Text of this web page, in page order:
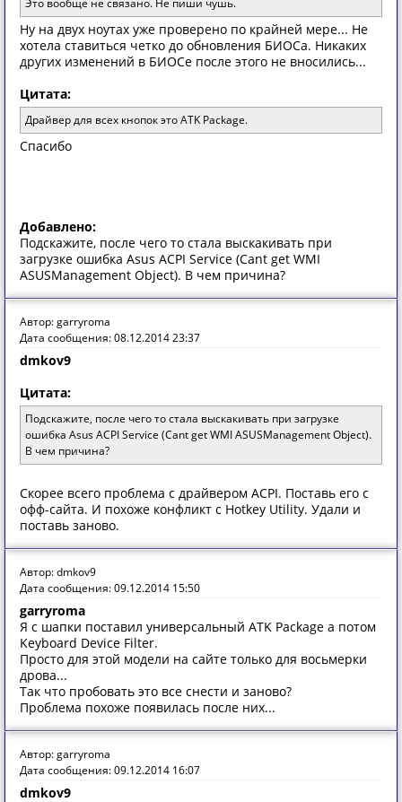
Это вообще не связано. Не пиши чушь.
Ну на двух ноутах уже проверено по крайней мере... Не
хотела ставиться четко до обновления БИОСа. Никаких
других изменений в БИОСе после этого не вносились...
Цитата:
Драйвер для всех кнопок это ATK Package.
Спасибо
Добавлено:
Подскажите, после чего то стала выскакивать при
загрузке ошибка Asus ACPI Service (Cant get WMI
ASUSManagement Object). В чем причина?
Автор: garryroma
Дата сообщения: 08.12.2014 23:37
dmkov9
Цитата:
Подскажите, после чего то стала выскакивать при загрузке
ошибка Asus ACPI Service (Cant get WMI ASUSManagement Object).
В чем причина?
Скорее всего проблема с драйвером ACPI. Поставь его с
офф-сайта. И похоже конфликт с Hotkey Utility. Удали и
поставь заново.
Автор: dmkov9
Дата сообщения: 09.12.2014 15:50
garryroma
Я с шапки поставил универсальный ATK Package а потом
Keyboard Device Filter.
Просто для этой модели на сайте только для восьмерки
дрова...
Так что пробовать это все снести и заново?
Проблема похоже появилась после них...
Автор: garryroma
Дата сообщения: 09.12.2014 16:07
dmkov9